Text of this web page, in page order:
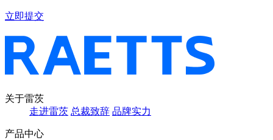
立即提交
关于雷茨
走进雷茨 总裁致辞 品牌实力
产品中心